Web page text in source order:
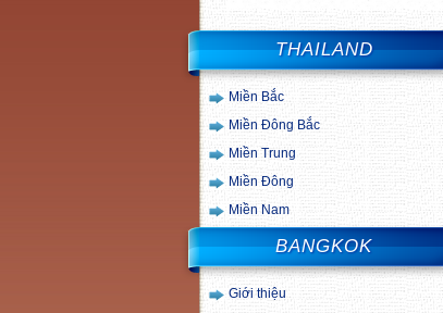
THAILAND
Miền Bắc
Miền Đông Bắc
Miền Trung
Miền Đông
Miền Nam
BANGKOK
Giới thiệu